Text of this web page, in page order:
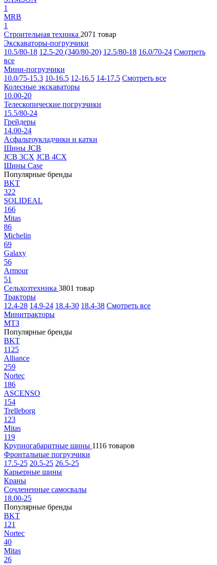
1
MRB
1
Строительная техника 2071 товар
Экскаваторы-погрузчики
10.5/80-18 12.5-20 (340/80-20) 12.5/80-18 16.0/70-24 Смотреть
все
Мини-погрузчики
10.0/75-15.3 10-16.5 12-16.5 14-17.5 Смотреть все
Колесные экскаваторы
10.00-20
Телескопические погрузчики
15.5/80-24
Грейдеры
14.00-24
Асфальтоукладчики и катки
Шины JCB
JCB 3CX JCB 4CX
Шины Case
Популярные бренды
BKT
322
SOLIDEAL
166
Mitas
86
Michelin
69
Galaxy
56
Armour
51
Сельхозтехника 3801 товар
Тракторы
12.4-28 14.9-24 18.4-30 18.4-38 Смотреть все
Минитракторы
МТЗ
Популярные бренды
BKT
1125
Alliance
259
Nortec
186
ASCENSO
154
Trelleborg
123
Mitas
119
Крупногабаритные шины 1116 товаров
Фронтальные погрузчики
17.5-25 20.5-25 26.5-25
Карьерные шины
Краны
Сочлененные самосвалы
18.00-25
Популярные бренды
BKT
121
Nortec
40
Mitas
26